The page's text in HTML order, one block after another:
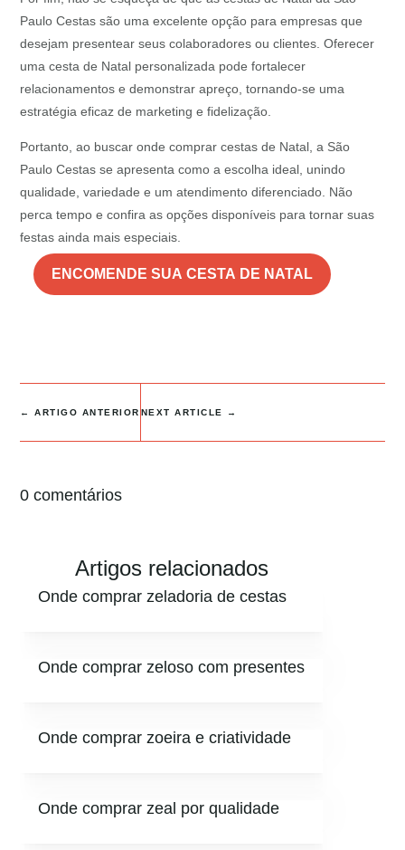
Paulo Cestas são uma excelente opção para empresas que
desejam presentear seus colaboradores ou clientes. Oferecer
uma cesta de Natal personalizada pode fortalecer
relacionamentos e demonstrar apreço, tornando-se uma
estratégia eficaz de marketing e fidelização.
Portanto, ao buscar onde comprar cestas de Natal, a São
Paulo Cestas se apresenta como a escolha ideal, unindo
qualidade, variedade e um atendimento diferenciado. Não
perca tempo e confira as opções disponíveis para tornar suas
festas ainda mais especiais.
ENCOMENDE SUA CESTA DE NATAL
←ARTIGO ANTERIOR NEXT ARTICLE →
0 comentários
Artigos relacionados
Onde comprar zeladoria de cestas
Onde comprar zeloso com presentes
Onde comprar zoeira e criatividade
Onde comprar zeal por qualidade